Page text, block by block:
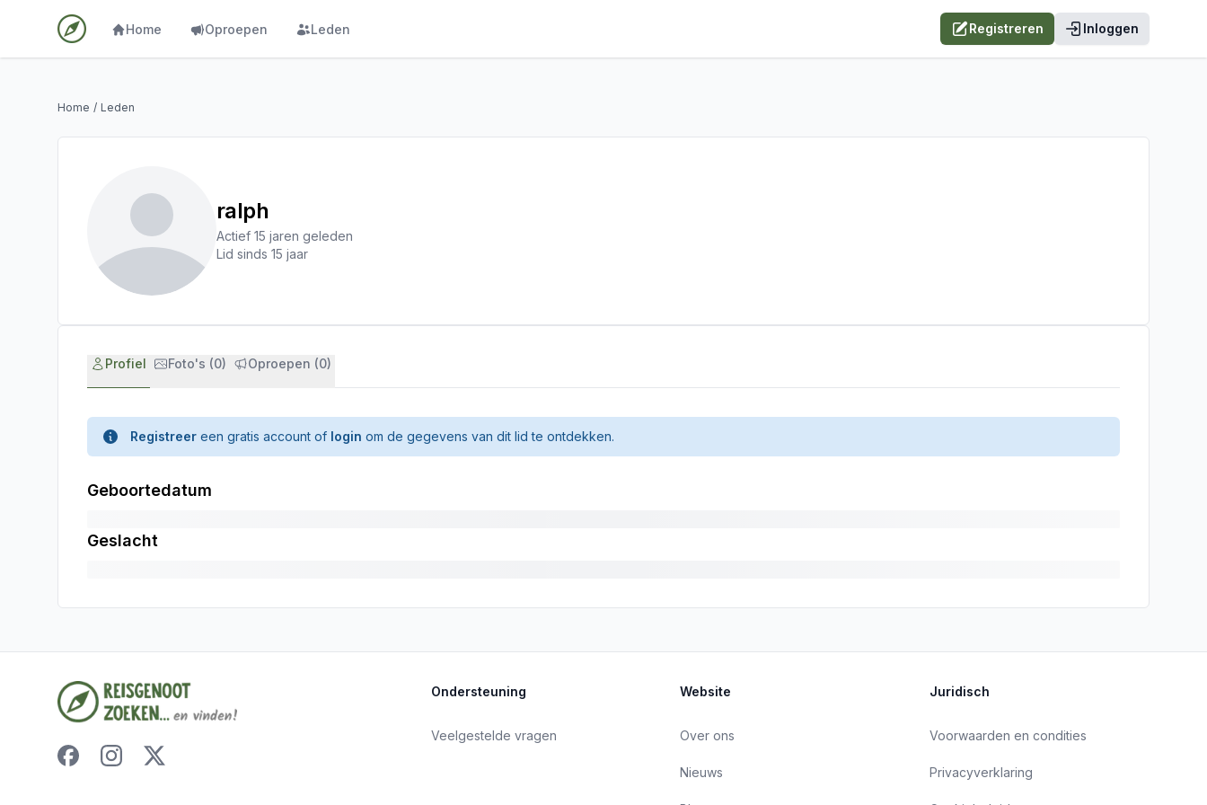
Home Oproepen Leden Registreren Inloggen
Home / Leden
ralph
Actief 15 jaren geleden
Lid sinds 15 jaar
Profiel Foto's (0) Oproepen (0)
Registreer een gratis account of login om de gegevens van dit lid te ontdekken.
Geboortedatum
Geslacht
Ondersteuning
Veelgestelde vragen
Website
Over ons
Nieuws
Juridisch
Voorwaarden en condities
Privacyverklaring